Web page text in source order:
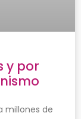
y por
millones de